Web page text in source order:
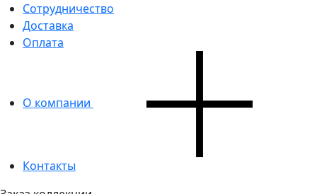
Сотрудничество
Доставка
Оплата
О компании
Контакты